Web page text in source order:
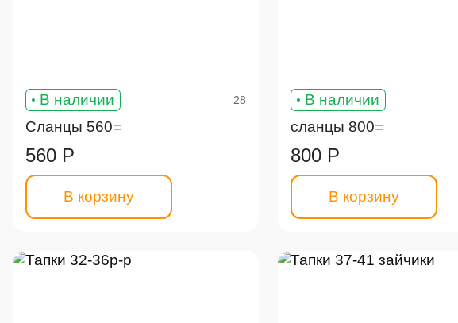
В наличии 28
Сланцы 560=
560 Р
В корзину
В наличии
сланцы 800=
800 Р
В корзину